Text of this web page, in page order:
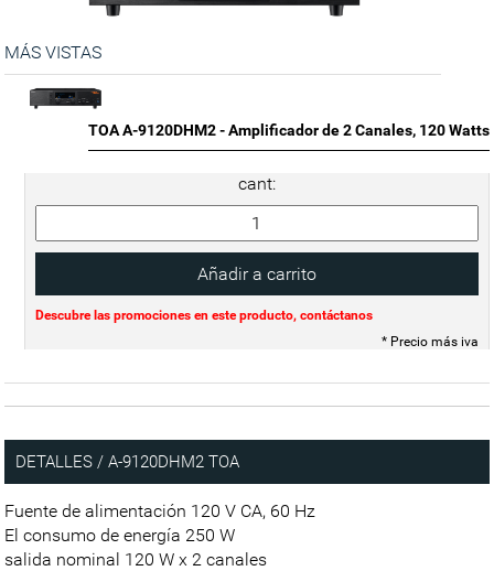
MÁS VISTAS
TOA A-9120DHM2 - Amplificador de 2 Canales, 120 Watts
cant:
Descubre las promociones en este producto, contáctanos
* Precio más iva
DETALLES / A-9120DHM2 TOA
Fuente de alimentación 120 V CA, 60 Hz
El consumo de energía 250 W
salida nominal 120 W x 2 canales